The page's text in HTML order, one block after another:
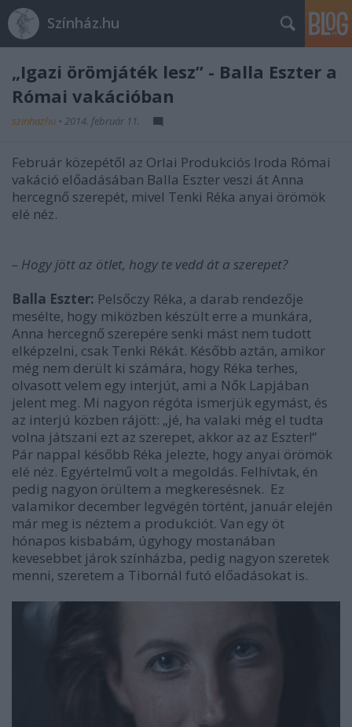
Színház.hu
„Igazi örömjáték lesz” - Balla Eszter a
Római vakációban
szinhazhu • 2014. február 11.
Február közepétől az Orlai Produkciós Iroda Római
vakáció előadásában Balla Eszter veszi át Anna
hercegnő szerepét, mivel Tenki Réka anyai örömök
elé néz.
– Hogy jött az ötlet, hogy te vedd át a szerepet?
Balla Eszter: Pelsőczy Réka, a darab rendezője
mesélte, hogy miközben készült erre a munkára,
Anna hercegnő szerepére senki mást nem tudott
elképzelni, csak Tenki Rékát. Később aztán, amikor
még nem derült ki számára, hogy Réka terhes,
olvasott velem egy interjút, ami a Nők Lapjában
jelent meg. Mi nagyon régóta ismerjük egymást, és
az interjú közben rájött: „jé, ha valaki még el tudta
volna játszani ezt az szerepet, akkor az az Eszter!”
Pár nappal később Réka jelezte, hogy anyai örömök
elé néz. Egyértelmű volt a megoldás. Felhívtak, én
pedig nagyon örültem a megkeresésnek. Ez
valamikor december legvégén történt, január elején
már meg is néztem a produkciót. Van egy öt
hónapos kisbabám, úgyhogy mostanában
kevesebbet járok színházba, pedig nagyon szeretek
menni, szeretem a Tibornál futó előadásokat is.